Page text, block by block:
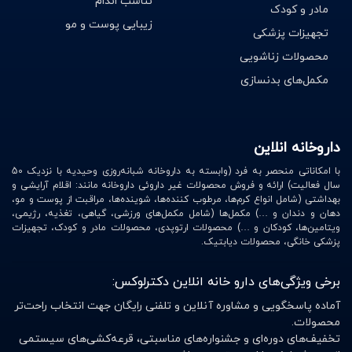
14. روغن‌هاى چرب کننده مثل روغن بچه یا روغن بادام شیرین
برای چرب کردن پوست نوزاد
16. شانه
بچه‌های بزرگتر که می‌توانند در حمام بنشینند
19. پماد مخصوص برای جا‌هایی از بدن نوزاد که عرق سوز شده
است
20. کرم مرطوب کننده بدون مواد معطر
21. دستمال مرطوب بدون عطر
برای خرید آنلاین لوازم حمام کودک چه کاری
انجام دهیم؟
مادر و کودک
تجهیزات پزشکی
محصولات زناشویی
مکمل‌های بدنسازی
زیبایی پوست و مو
داروخانه انلاین
با امکاناتی منحصر به فرد (وابسته به داروخانه شبانه‌روزی وحیدیه با نزدیک 50
سال فعالیت) ارائه و فروش محصولات غیر داروئی داروخانه مانند: اقلام آرایشی و
بهداشتی (شامل انواع کرم‌ها، مرطوب کننده‌ها، شوینده‌ها، مراقبت از پوست و مو،
دهان و دندان و …) مکمل‌ها (شامل مکمل‌های ورزشی، گیاهی، تغذیه، رژیمی،
ویتامین‌ها، کودکان و …) محصولات ارتوپدی، محصولات مادر و کودک، تجهیزات
پزشکی خانگی، محصولات دیابتیک.
برخی ویژگی‌های دارو خانه انلاین دکترلوکس:
آماده پاسخگویی و مشاوره آنلاین و تلفنی رایگان جهت انتخاب راحت‌تر
محصولات.
تخفیف‌های دوره‌ای و جشنواره‌های مناسبتی، قرعه‌کشی‌های سیستمی